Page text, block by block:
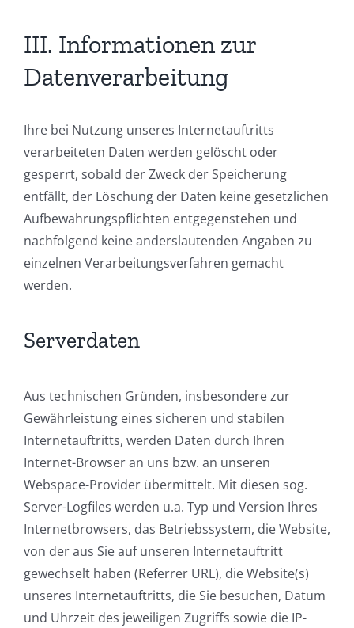
III. Informationen zur
Datenverarbeitung
Ihre bei Nutzung unseres Internetauftritts
verarbeiteten Daten werden gelöscht oder
gesperrt, sobald der Zweck der Speicherung
entfällt, der Löschung der Daten keine gesetzlichen
Aufbewahrungspflichten entgegenstehen und
nachfolgend keine anderslautenden Angaben zu
einzelnen Verarbeitungsverfahren gemacht
werden.
Serverdaten
Aus technischen Gründen, insbesondere zur
Gewährleistung eines sicheren und stabilen
Internetauftritts, werden Daten durch Ihren
Internet-Browser an uns bzw. an unseren
Webspace-Provider übermittelt. Mit diesen sog.
Server-Logfiles werden u.a. Typ und Version Ihres
Internetbrowsers, das Betriebssystem, die Website,
von der aus Sie auf unseren Internetauftritt
gewechselt haben (Referrer URL), die Website(s)
unseres Internetauftritts, die Sie besuchen, Datum
und Uhrzeit des jeweiligen Zugriffs sowie die IP-